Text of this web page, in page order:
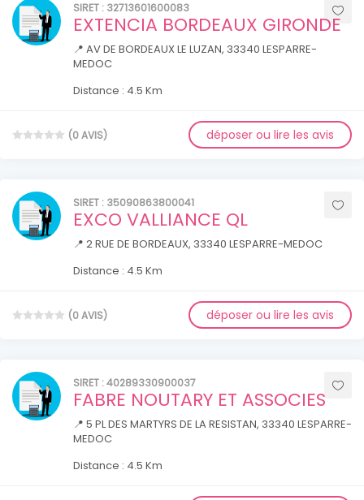
SIRET : 32713601600083
EXTENCIA BORDEAUX GIRONDE
📍 AV DE BORDEAUX LE LUZAN, 33340 LESPARRE-
MEDOC
Distance : 4.5 Km
(0 AVIS) déposer ou lire les avis
SIRET : 35090863800041
EXCO VALLIANCE QL
📍 2 RUE DE BORDEAUX, 33340 LESPARRE-MEDOC
Distance : 4.5 Km
(0 AVIS) déposer ou lire les avis
SIRET : 40289330900037
FABRE NOUTARY ET ASSOCIES
📍 5 PL DES MARTYRS DE LA RESISTAN, 33340 LESPARRE-
MEDOC
Distance : 4.5 Km